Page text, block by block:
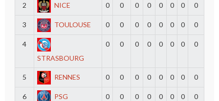
2 NICE 0 0 0 0 0 0 0 0
3 TOULOUSE 0 0 0 0 0 0 0 0
4
STRASBOURG
0 0 0 0 0 0 0 0
5 RENNES 0 0 0 0 0 0 0 0
6 PSG 0 0 0 0 0 0 0 0